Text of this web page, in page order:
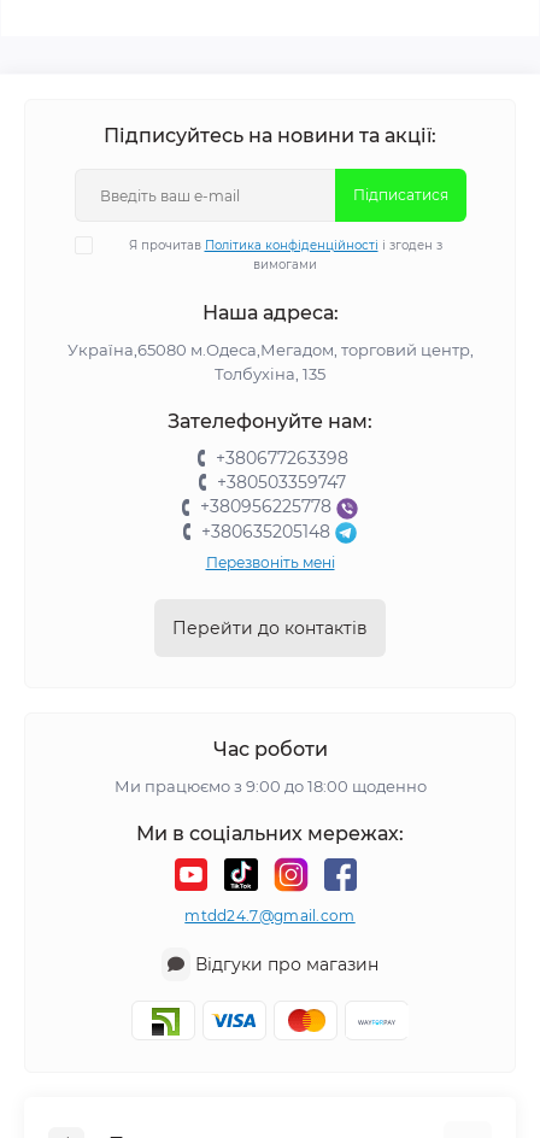
Підписуйтесь на новини та акції:
Підписатися
Я прочитав Політика конфіденційності і згоден з
вимогами
Наша адреса:
Україна,65080 м.Одеса,Мегадом, торговий центр,
Толбухіна, 135
Зателефонуйте нам:
+380677263398
+380503359747
+380956225778
+380635205148
Перезвоніть мені
Перейти до контактів
Час роботи
Ми працюємо з 9:00 до 18:00 щоденно
Ми в соціальних мережах:
mtdd24.7@gmail.com
Відгуки про магазин